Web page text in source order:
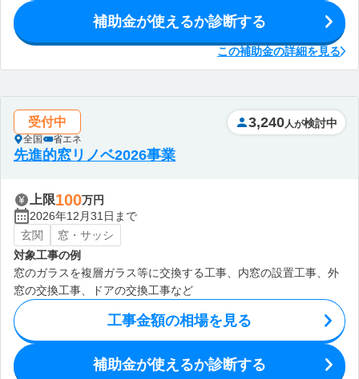
補助金が使えるか診断する
この補助金の詳細を見る
受付中
全国 省エネ
3,240 人が検討中
先進的窓リノベ2026事業
上限100万円
2026年12月31日まで
玄関
窓・サッシ
対象工事の例
窓のガラスを複層ガラス等に交換する工事、内窓の設置工事、外
窓の交換工事、ドアの交換工事など
工事金額の相場を見る
補助金が使えるか診断する